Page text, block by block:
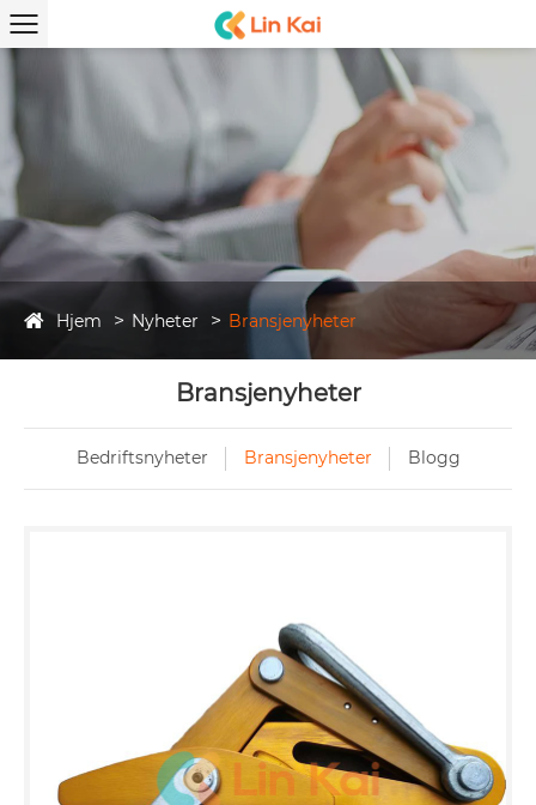
Hjem Nyheter Bransjenyheter
Bransjenyheter
Bedriftsnyheter Bransjenyheter Blogg